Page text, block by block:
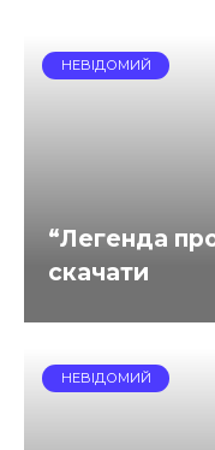
НЕВІДОМИЙ
“Легенда
скачати
НЕВІДОМИЙ